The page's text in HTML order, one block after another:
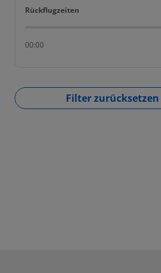
Rückflugzeiten
Rückflugzeiten
00:00
Filter zurücksetzen